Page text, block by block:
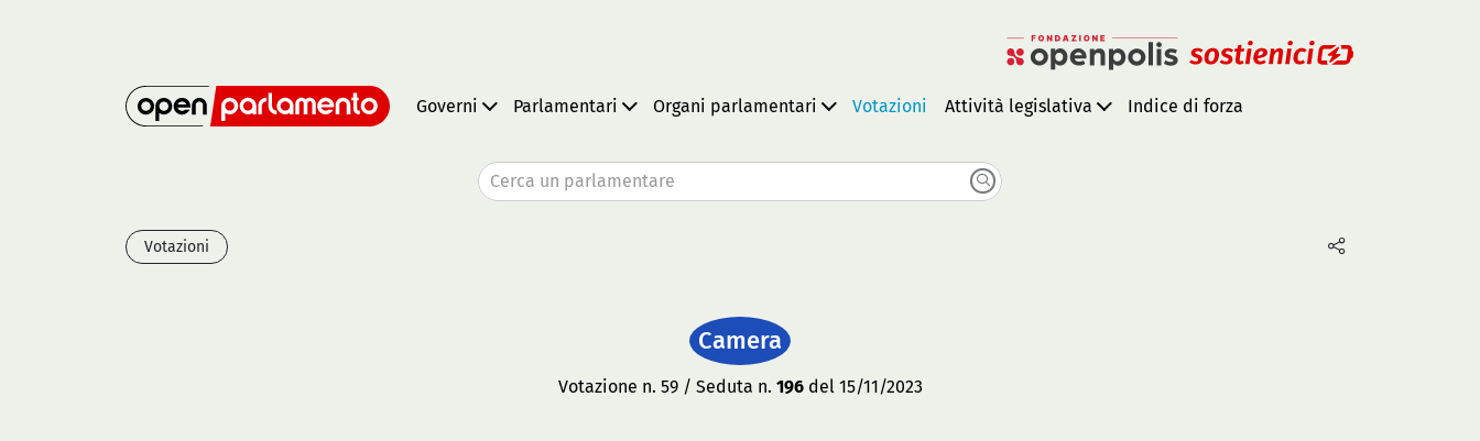
Governi Parlamentari Organi parlamentari Votazioni Attività legislativa Indice di forza
Cerca un parlamentare
Votazioni
Camera
Votazione n. 59 / Seduta n. 196del 15/11/2023